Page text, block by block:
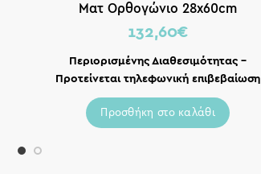
Ματ Ορθογώνιο 28x60cm
132,60€
Περιορισμένης Διαθεσιμότητας –
Προτείνεται τηλεφωνική επιβεβαίωση
Προσθήκη στο καλάθι